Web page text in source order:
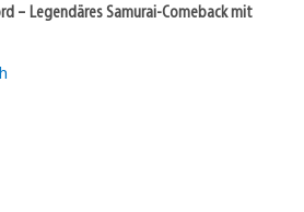
– Legendäres Samurai-Comeback mit